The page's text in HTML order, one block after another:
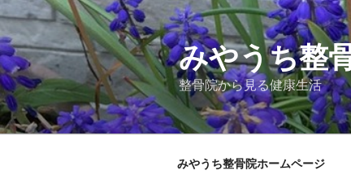
コ
ン
テ
ン
ツ
へ
ス
みやうち整
整骨院から見る健康生活
みやうち整骨院ホームページ